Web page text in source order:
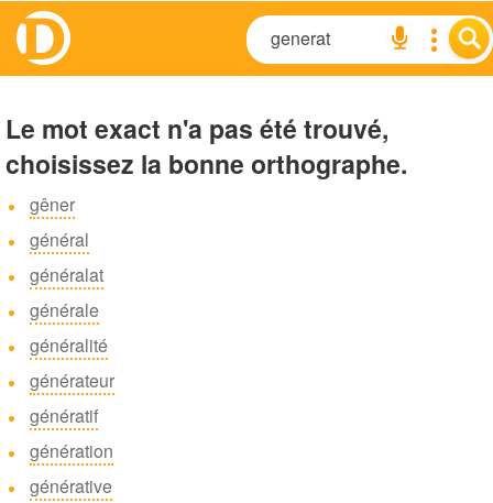
Le mot exact n'a pas été trouvé,
choisissez la bonne orthographe.
gêner
général
généralat
générale
généralité
générateur
génératif
génération
générative